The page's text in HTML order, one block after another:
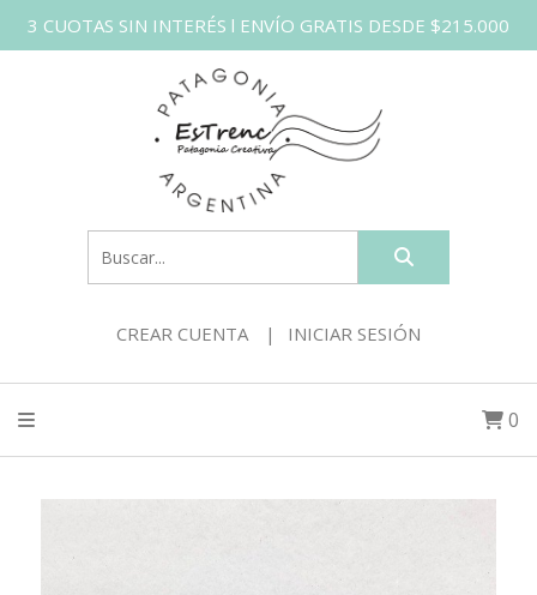
3 CUOTAS SIN INTERÉS l ENVÍO GRATIS DESDE $215.000
CREAR CUENTA INICIAR SESIÓN
0